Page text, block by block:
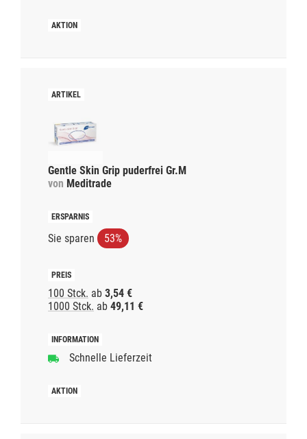
Gentle Skin Grip puderfrei Gr.M
von Meditrade
Sie sparen 53%
100 Stck. ab 3,54 €
1000 Stck. ab 49,11 €
Schnelle Lieferzeit